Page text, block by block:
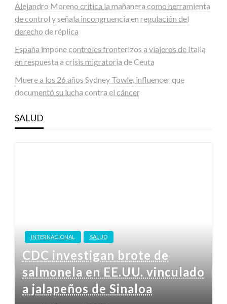
Alejandro Moreno critica la mañanera como herramienta
de control y señala incongruencia en regulación del
derecho de réplica
España impone controles fronterizos a viajeros de Italia
en respuesta a crisis migratoria de Ceuta
Muere a los 26 años Sydney Towle, influencer que
documentó su lucha contra el cáncer
SALUD
INTERNACIONAL SALUD
CDC investigan brote de
salmonela en EE.UU. vinculado
a jalapeños de Sinaloa